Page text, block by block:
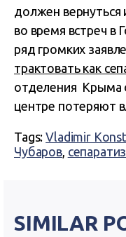
должен вернуться
во время встреч в
ряд громких
трактовать как
отделения Крыма
центре потеряют
Tags:Vladimir
Чубаров,
SIMILAR